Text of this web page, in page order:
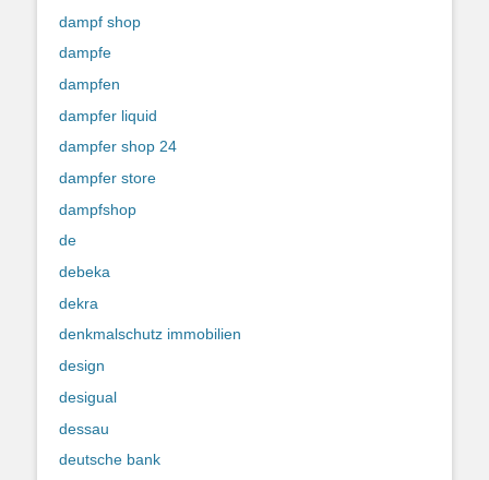
dampf shop
dampfe
dampfen
dampfer liquid
dampfer shop 24
dampfer store
dampfshop
de
debeka
dekra
denkmalschutz immobilien
design
desigual
dessau
deutsche bank